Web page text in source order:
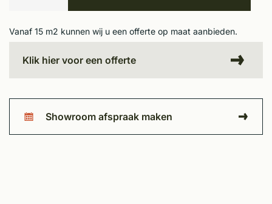
Vanaf 15 m2 kunnen wij u een offerte op maat aanbieden.
Klik hier voor een offerte
Showroom afspraak maken